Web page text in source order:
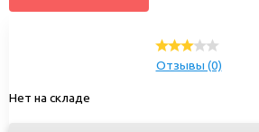
Отзывы (0)
Нет на складе